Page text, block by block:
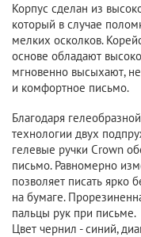
Корпус сделан из
который в случае
мелких осколков.
основе обладают
мгновенно высыхают,
и комфортное письмо.
Благодаря
технологии двух
гелевые ручки Crown
письмо. Равномерно
позволяет писать ярко
на бумаге.
пальцы рук при письме.
Цвет чернил - синий,